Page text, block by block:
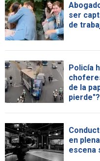
ser
de
Policía
de la
pierde"?
en
escena